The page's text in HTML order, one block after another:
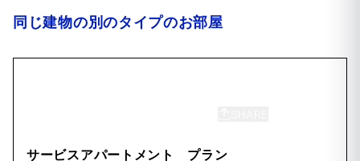
同じ建物の別のタイプのお部屋
サービスアパートメント プラン